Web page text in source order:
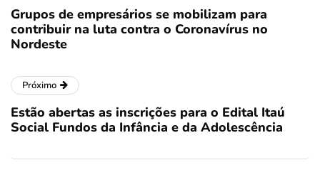
Grupos de empresários se mobilizam para
contribuir na luta contra o Coronavírus no
Nordeste
Próximo
Estão abertas as inscrições para o Edital Itaú
Social Fundos da Infância e da Adolescência